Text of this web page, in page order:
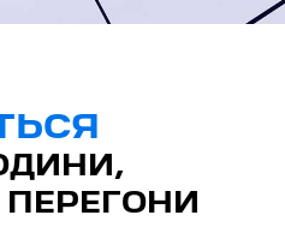
ПЕРЕГОНИ